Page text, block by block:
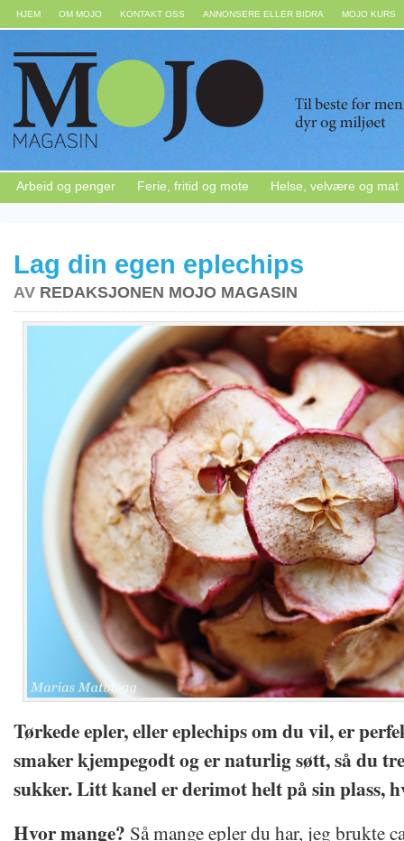
HJEM OM MOJO KONTAKT OSS ANNONSERE ELLER BIDRA MOJO KURS
Arbeid og penger Ferie, fritid og mote Helse, velvære og mat
Lag din egen eplechips
AV REDAKSJONEN MOJO MAGASIN
Tørkede epler, eller eplechips om du vil, er
smaker kjempegodt og er naturlig søtt, så du
sukker. Litt kanel er derimot helt på sin plass,
Hvor mange? Så mange epler du har, jeg brukte